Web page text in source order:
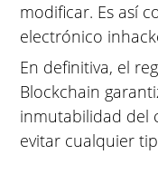
modificar. Es así
electrónico
En definitiva, el
Blockchain
inmutabilidad del
evitar cualquier